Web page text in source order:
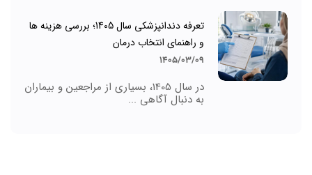
تعرفه دندانپزشکی سال 1405؛ بررسی هزینه ها
و راهنمای انتخاب درمان
1405/03/09
در سال 1405، بسیاری از مراجعین و بیماران
به دنبال آگاهی ...